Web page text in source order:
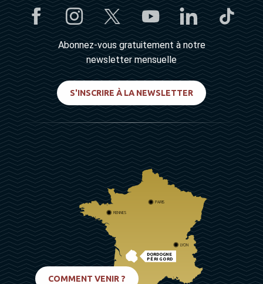
Abonnez-vous gratuitement à notre
newsletter mensuelle
S'INSCRIRE À LA NEWSLETTER
DORDOGNE
PÉRIGORD
PARIS
RENNES
LYON
COMMENT VENIR ?